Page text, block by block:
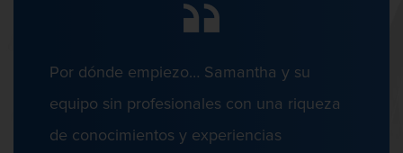
Aumento de Sentencia por Armas de
Fuego
Descarga Negligente de un Arma de
Fuego
Por dónde empiezo… Samantha y su
equipo sin profesionales con una riqueza
de conocimientos y experiencias
Defensa De Violación